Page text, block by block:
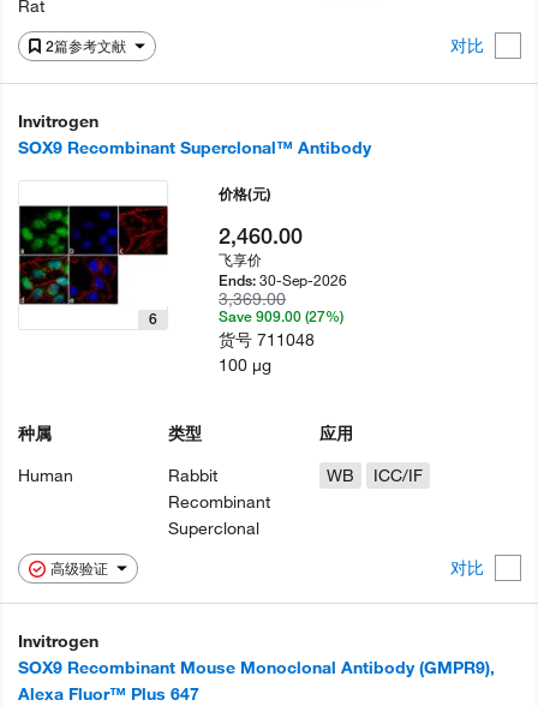
2篇参考文献 对比
Rat
Invitrogen
SOX9 Recombinant Superclonal™ Antibody
高级验证 对比
6
种属
Human
类型
Rabbit
Recombinant
Superclonal
应用
WB
ICC/IF
价格(元)
2,460.00
飞享价
Ends:30-Sep-2026
3,369.00
Save 909.00 (27%)
货号711048
100 µg
Invitrogen
SOX9 Recombinant Mouse Monoclonal Antibody (GMPR9),
Alexa Fluor™ Plus 647